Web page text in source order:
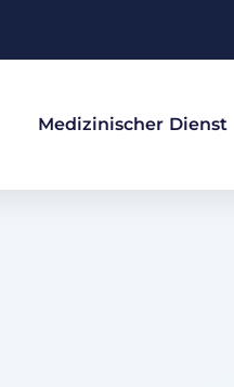
Medizinischer Dienst